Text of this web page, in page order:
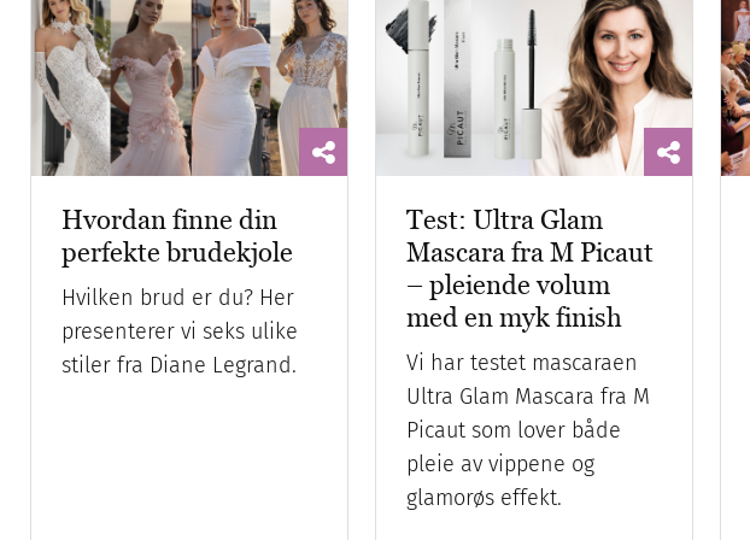
Hvordan finne din
perfekte brudekjole
Hvilken brud er du? Her
presenterer vi seks ulike
stiler fra Diane Legrand.
Test: Ultra Glam
Mascara fra M Picaut
– pleiende volum
med en myk finish
Vi har testet mascaraen
Ultra Glam Mascara fra M
Picaut som lover både
pleie av vippene og
glamorøs effekt.